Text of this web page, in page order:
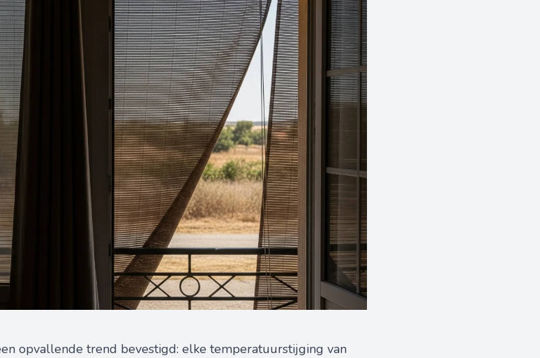
opvallende trend bevestigd: elke temperatuurstijging van